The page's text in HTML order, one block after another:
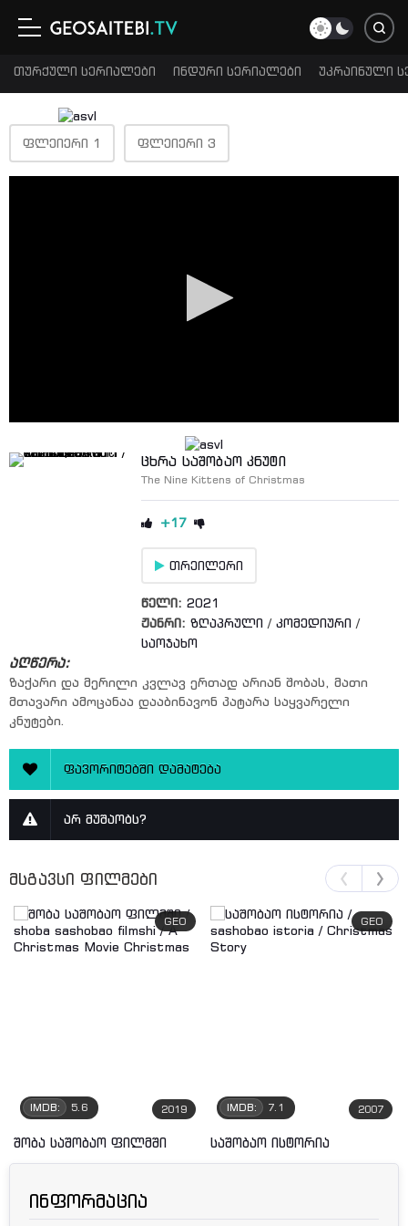
თურქული სერიალები ინდური სერიალები უკრაინული
ᲤᲚᲔᲘᲔᲠᲘ 1 ᲤᲚᲔᲘᲔᲠᲘ 3
ცხრა საშობაო კნუტი
The Nine Kittens of Christmas
+17
თრეილერი
წელი: 2021
ჟანრი: ზღაპრული / კომედიური /
საოჯახო
აღწერა:
ზაქარი და მერილი კვლავ ერთად არიან შობას, მათი
მთავარი ამოცანაა დააბინავონ პატარა საყვარელი
კნუტები.
ფავორიტებში დამატება
არ მუშაობს?
მსგავსი ფილმები
GEO
2019
IMDB: 5.6
შობა საშობაო ფილმში
GEO
2007
IMDB: 7.1
საშობაო ისტორია
ინფორმაცია